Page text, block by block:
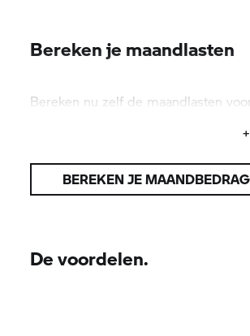
Bereken je maandlasten
Bereken nu zelf de maandlasten
BEREKEN JE MAANDBEDRAG
De voordelen.